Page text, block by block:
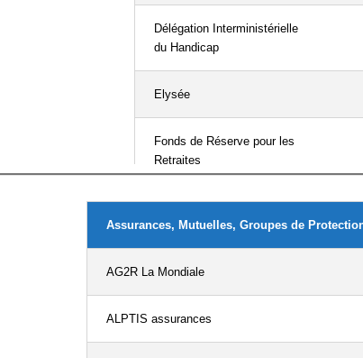
Délégation Interministérielle
du Handicap
Elysée
Fonds de Réserve pour les
Retraites
Etrangères et Européennes
Services du 1er ministre
Assurances, Mutuelles, Groupes de
AG2R La Mondiale
ALPTIS assurances